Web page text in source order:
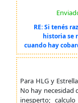
RE: Si tenés
historia se
cuando hay
Para HLG y
No hay necesidad
inesperto;